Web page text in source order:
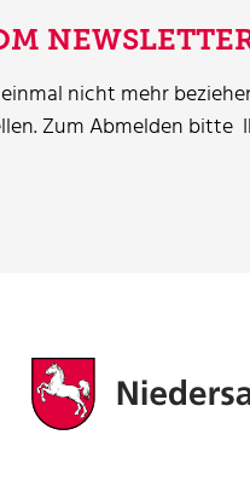
nicht mehr
Zum Abmelden bitte